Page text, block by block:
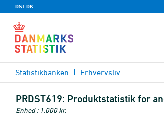
DST.DK
Statistikbanken Erhvervsliv
PRDST619: Produktstatistik for
Enhed : 1.000 kr.